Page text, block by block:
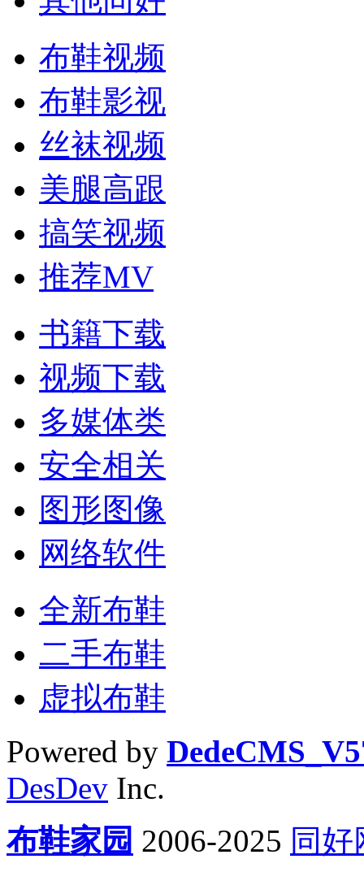
布鞋视频
布鞋影视
丝袜视频
美腿高跟
搞笑视频
推荐MV
书籍下载
视频下载
多媒体类
安全相关
图形图像
网络软件
全新布鞋
二手布鞋
虚拟布鞋
Powered by
DesDev Inc.
布鞋家园 2006-2025 同